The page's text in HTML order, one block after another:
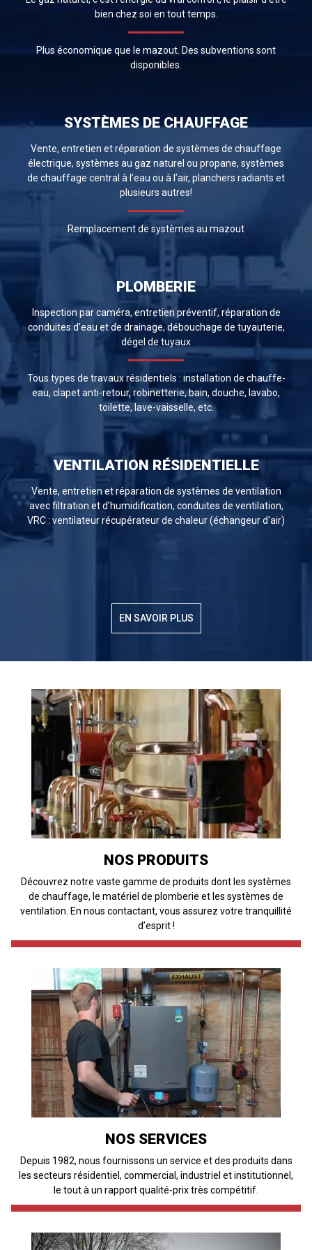
bien chez soi en tout temps.
Plus économique que le mazout. Des subventions sont
disponibles.
SYSTÈMES DE CHAUFFAGE
Vente, entretien et réparation de systèmes de chauffage
électrique, systèmes au gaz naturel ou propane, systèmes
de chauffage central à l’eau ou à l’air, planchers radiants et
plusieurs autres!
Remplacement de systèmes au mazout
PLOMBERIE
Inspection par caméra, entretien préventif, réparation de
conduites d'eau et de drainage, débouchage de tuyauterie,
dégel de tuyaux
Tous types de travaux résidentiels : installation de chauffe-
eau, clapet anti-retour, robinetterie, bain, douche, lavabo,
toilette, lave-vaisselle, etc.
VENTILATION RÉSIDENTIELLE
Vente, entretien et réparation de systèmes de ventilation
avec filtration et d’humidification, conduites de ventilation,
VRC : ventilateur récupérateur de chaleur (échangeur d'air)
EN SAVOIR PLUS
NOS PRODUITS
Découvrez notre vaste gamme de produits dont les systèmes
de chauffage, le matériel de plomberie et les systèmes de
ventilation. En nous contactant, vous assurez votre tranquillité
d’esprit !
NOS SERVICES
Depuis 1982, nous fournissons un service et des produits dans
les secteurs résidentiel, commercial, industriel et institutionnel,
le tout à un rapport qualité-prix très compétitif.